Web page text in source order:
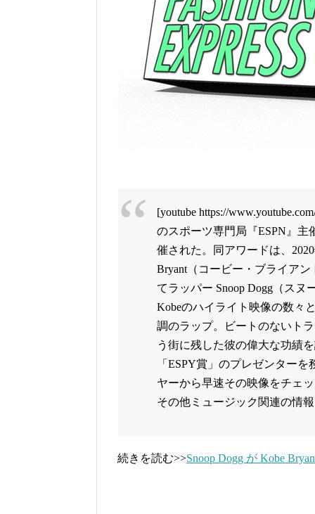
[youtube https://
のスポーツ専門局『ESPN』主
催された。同アワードは、
Bryant（コービー・ブライア
てラッパー Snoop Dogg（ス
Kobeのハイライト映像の数々
調のラップ。ビートのないト
う街に残した彼の偉大な功績
「ESPY賞」のプレゼンター
ヤーから早速その映像をチェ
その他ミュージック関連の情報
続きを読む>>Snoop Dogg が Kobe